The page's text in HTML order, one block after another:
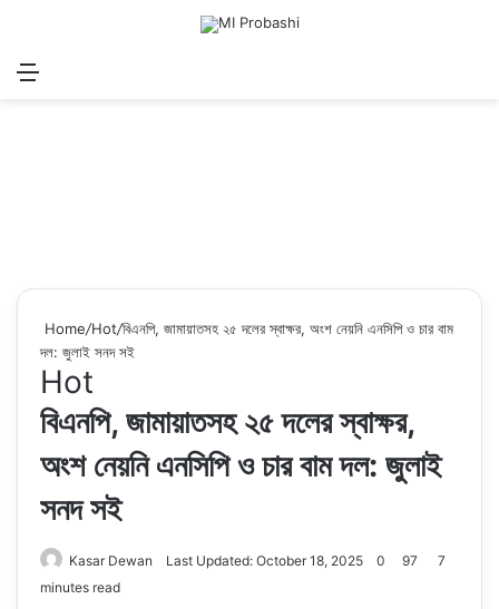
Menu
Home/Hot/বিএনপি, জামায়াতসহ ২৫ দলের স্বাক্ষর, অংশ নেয়নি এনসিপি ও চার বাম
দল: জুলাই সনদ সই
Hot
বিএনপি, জামায়াতসহ ২৫ দলের স্বাক্ষর,
অংশ নেয়নি এনসিপি ও চার বাম দল: জুলাই
সনদ সই
Kasar Dewan Last Updated: October 18, 2025 0 97
7
minutes read